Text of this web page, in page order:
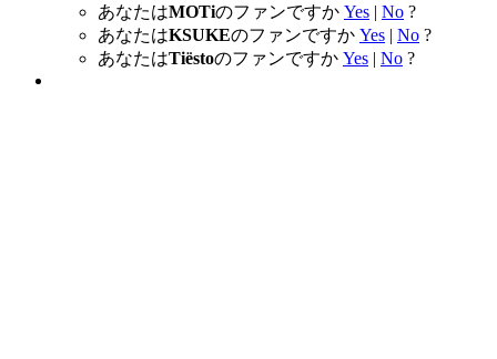
あなたはMOTiのファンですか Yes | No ?
あなたはKSUKEのファンですか Yes | No ?
あなたはTiëstoのファンですか Yes | No ?